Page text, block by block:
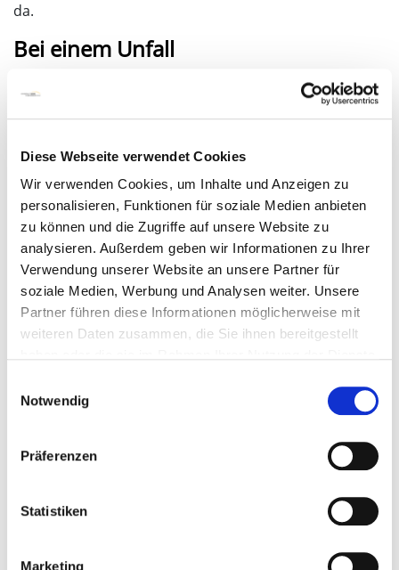
Diese Webseite verwendet Cookies
Wir verwenden Cookies, um Inhalte und Anzeigen zu
personalisieren, Funktionen für soziale Medien anbieten
zu können und die Zugriffe auf unsere Website zu
analysieren. Außerdem geben wir Informationen zu Ihrer
Verwendung unserer Website an unsere Partner für
soziale Medien, Werbung und Analysen weiter. Unsere
Partner führen diese Informationen möglicherweise mit
weiteren Daten zusammen, die Sie ihnen bereitgestellt
Notwendig
Präferenzen
Statistiken
Marketing
da.
Bei einem Unfall
können Sie auch direkt unsere Interdisziplinäre
Notfallaufnahme in der Chirurgischen Klinik aufsuchen
(s. Plan Nr. 1) oder rufen Sie uns an unter
Bei Komplikationen in der
Schwangerschaft
und wenn Ihre Frauenärztin bzw. Ihr Frauenarzt nicht
erreichbar ist können Sie direkt in den Kreißsaal der
Frauenklinik kommen (s. Plan Nr. 2) oder rufen Sie uns
an unter
Telefon: (0421) 6606 - 1554
und wenn Ihre Kinderärztin bzw. Ihr Kinderarzt nicht
Kinder- und Jugendmedizin (s. Plan Nr. 3).